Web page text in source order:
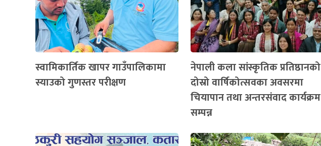
स्वामिकार्तिक खापर गाउँपालिकामा
स्याउको गुणस्तर परीक्षण
नेपाली कला सांस्कृतिक प्रतिष्ठानको
दोस्रो वार्षिकोत्सवका अवसरमा
चियापान तथा अन्तरसंवाद कार्यक्रम
सम्पन्न